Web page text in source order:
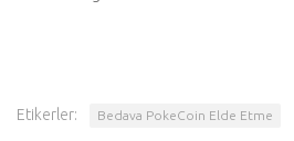
Etikerler: Bedava PokeCoin Elde Etme